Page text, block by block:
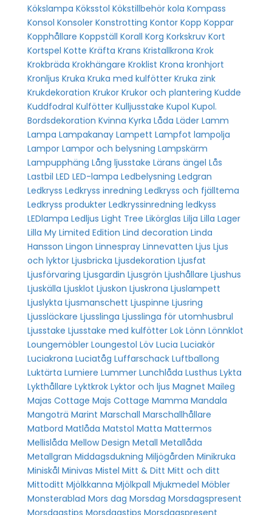
Kökslampa Köksstol Kökstillbehör kola Kompass
Konsol Konsoler Konstrotting Kontor Kopp Koppar
Kopphållare Koppställ Korall Korg Korkskruv Kort
Kortspel Kotte Kräfta Krans Kristallkrona Krok
Krokbräda Krokhängare Kroklist Krona kronhjort
Kronljus Kruka Kruka med kulfötter Kruka zink
Krukdekoration Krukor Krukor och plantering Kudde
Kuddfodral Kulfötter Kulljusstake Kupol Kupol.
Bordsdekoration Kvinna Kyrka Låda Läder Lamm
Lampa Lampakanay Lampett Lampfot lampolja
Lampor Lampor och belysning Lampskärm
Lampupphäng Lång ljusstake Lärans ängel Lås
Lastbil LED LED-lampa Ledbelysning Ledgran
Ledkryss Ledkryss inredning Ledkryss och fjälltema
Ledkryss produkter Ledkryssinredning ledkyss
LEDlampa Ledljus Light Tree Likörglas Lilja Lilla Lager
Lilla My Limited Edition Lind decoration Linda
Hansson Lingon Linnespray Linnevatten Ljus Ljus
och lyktor Ljusbricka Ljusdekoration Ljusfat
Ljusförvaring Ljusgardin Ljusgrön Ljushållare Ljushus
Ljuskälla Ljusklot Ljuskon Ljuskrona Ljuslampett
Ljuslykta Ljusmanschett Ljuspinne Ljusring
Ljussläckare Ljusslinga Ljusslinga för utomhusbrul
Ljusstake Ljusstake med kulfötter Lok Lönn Lönnklot
Loungemöbler Loungestol Löv Lucia Luciakör
Luciakrona Luciatåg Luffarschack Luftballong
Luktärta Lumiere Lummer Lunchlåda Lusthus Lykta
Lykthållare Lyktkrok Lyktor och ljus Magnet Maileg
Majas Cottage Majs Cottage Mamma Mandala
Mangoträ Marint Marschall Marschallhållare
Matbord Matlåda Matstol Matta Mattermos
Mellislåda Mellow Design Metall Metallåda
Metallgran Middagsdukning Miljögården Minikruka
Miniskål Minivas Mistel Mitt & Ditt Mitt och ditt
Mittoditt Mjölkkanna Mjölkpall Mjukmedel Möbler
Monsterablad Mors dag Morsdag Morsdagspresent
Morsdagstips Morsdagstips Morsdagspresent